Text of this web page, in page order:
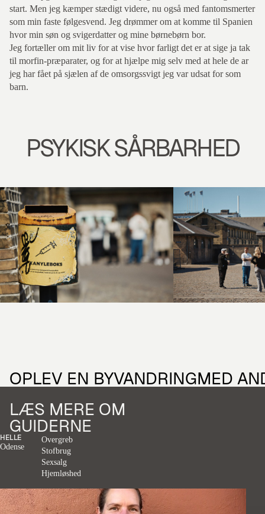
start. Men jeg kæmper stædigt videre, nu også med fantomsmerter
som min faste følgesvend. Jeg drømmer om at komme til Spanien
hvor min søn og svigerdatter og mine børnebørn bor.
Jeg fortæller om mit liv for at vise hvor farligt det er at sige ja tak
til morfin-præparater, og for at hjælpe mig selv med at hele de ar
jeg har fået på sjælen af de omsorgssvigt jeg var udsat for som
barn.
PSYKISK SÅRBARHED
OPLEV EN BYVANDRINGMED
LÆS MERE OM
GUIDERNE
HELLE
Odense
Overgreb
Stofbrug
Sexsalg
Hjemløshed